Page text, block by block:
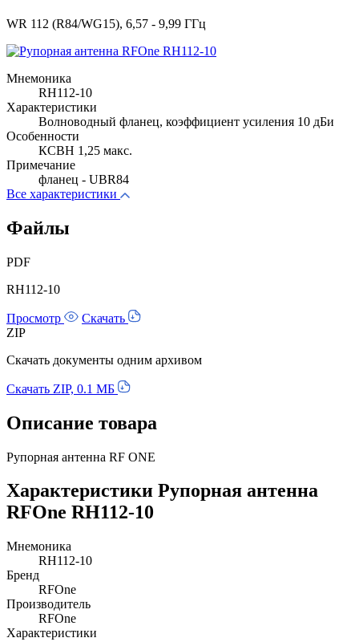
WR 112 (R84/WG15), 6,57 - 9,99 ГГц
Мнемоника
RH112-10
Характеристики
Волноводный фланец, коэффициент усиления 10 дБи
Особенности
КСВН 1,25 макс.
Примечание
фланец - UBR84
Все характеристики
Файлы
PDF
RH112-10
Просмотр
Скачать
ZIP
Скачать документы одним архивом
Скачать ZIP, 0.1 МБ
Описание товара
Рупорная антенна RF ONE
Характеристики Рупорная антенна
RFOne RH112-10
Мнемоника
RH112-10
Бренд
RFOne
Производитель
RFOne
Характеристики